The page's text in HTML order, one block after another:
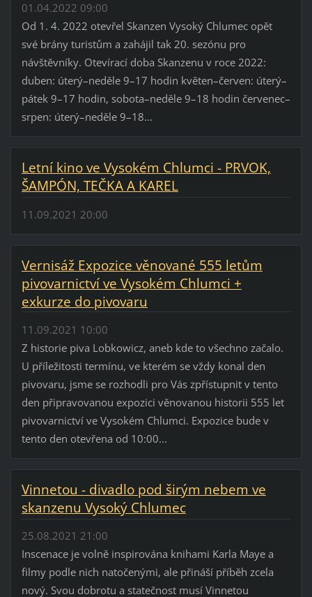
01.04.2022 09:00
Od 1. 4. 2022 otevřel Skanzen Vysoký Chlumec opět
své brány turistům a zahájil tak 20. sezónu pro
návštěvníky. Otevírací doba Skanzenu v roce 2022:
duben: úterý–neděle 9–17 hodin květen–červen: úterý–
pátek 9–17 hodin, sobota–neděle 9–18 hodin červenec–
srpen: úterý–neděle 9–18...
Letní kino ve Vysokém Chlumci - PRVOK,
ŠAMPÓN, TEČKA A KAREL
11.09.2021 20:00
Vernisáž Expozice věnované 555 letům
pivovarnictví ve Vysokém Chlumci +
exkurze do pivovaru
11.09.2021 10:00
Z historie piva Lobkowicz, aneb kde to všechno začalo.
U příležitosti termínu, ve kterém se vždy konal den
pivovaru, jsme se rozhodli pro Vás zpřístupnit v tento
den připravovanou expozici věnovanou historii 555 let
pivovarnictví ve Vysokém Chlumci. Expozice bude v
tento den otevřena od 10:00...
Vinnetou - divadlo pod širým nebem ve
skanzenu Vysoký Chlumec
25.08.2021 21:00
Inscenace je volně inspirována knihami Karla Maye a
filmy podle nich natočenými, ale přináší příběh zcela
nový. Svou dobrotu a statečnost musí Vinnetou